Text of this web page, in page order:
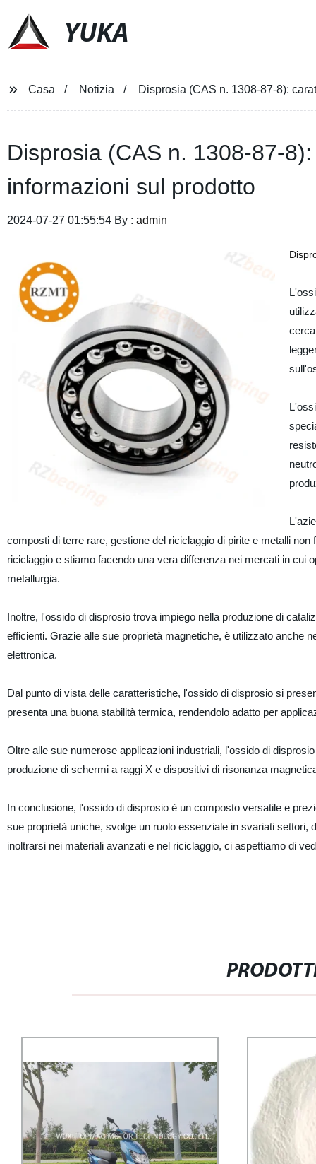
YUKA
Casa Notizia Disprosia (CAS n. 1308-87-8):
Disprosia (CAS n. 1308-87-
informazioni sul prodotto
2024-07-27 01:55:54 By : admin
composti di terre rare, gestione del riciclaggio di pirite e metalli
riciclaggio e stiamo facendo una vera differenza nei mercati in
metallurgia.
Inoltre, l'ossido di disprosio trova impiego nella produzione di
efficienti. Grazie alle sue proprietà magnetiche, è utilizzato anche
elettronica.
Dal punto di vista delle caratteristiche, l'ossido di disprosio si
presenta una buona stabilità termica, rendendolo adatto per
Oltre alle sue numerose applicazioni industriali, l'ossido di
produzione di schermi a raggi X e dispositivi di risonanza
In conclusione, l'ossido di disprosio è un composto versatile e
sue proprietà uniche, svolge un ruolo essenziale in svariati
inoltrarsi nei materiali avanzati e nel riciclaggio, ci aspettiamo di